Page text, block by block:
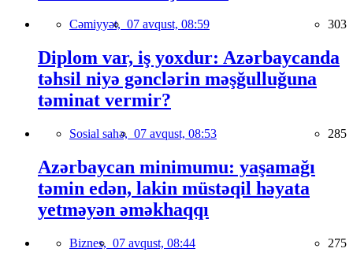
Cəmiyyət, 07 avqust, 08:59 303
Diplom var, iş yoxdur: Azərbaycanda
təhsil niyə gənclərin məşğulluğuna
təminat vermir?
Sosial sahə, 07 avqust, 08:53 285
Azərbaycan minimumu: yaşamağı
təmin edən, lakin müstəqil həyata
yetməyən əməkhaqqı
Biznes, 07 avqust, 08:44 275